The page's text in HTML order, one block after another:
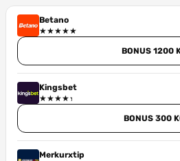
Betano
BONUS 1200
Kingsbet
BONUS 300
Merkurxtip